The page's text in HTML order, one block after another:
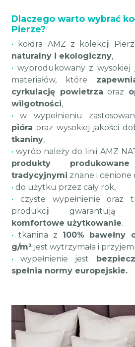
Dlaczego warto wybrać
Pierze?
• kołdra AMZ z kolekcji
naturalny i ekologiczny,
• wyprodukowany z wysokiej
materiałów, które
cyrkulację powietrza oraz
wilgotności,
• w wypełnieniu
pióra oraz wysokiej jakości
tkaniny,
• wyrób należy do linii AMZ
produkty
tradycyjnymi znane i cenione
• do użytku przez cały rok,
• czyste wypełnienie oraz
produkcji gwarantują
komfortowe użytkowanie.
• tkanina z 100% bawełny
g/m² jest wytrzymała i
• wypełnienie jest
spełnia normy europejskie.